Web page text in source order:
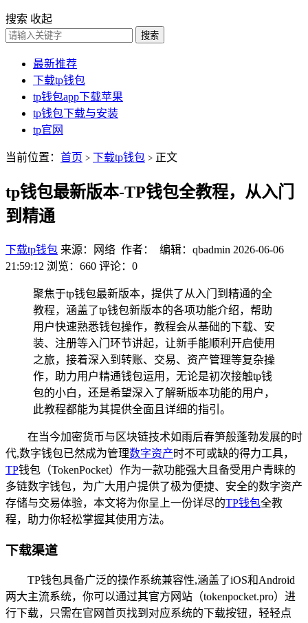
搜索 收起
搜索
最新推荐
下载tp钱包
tp钱包app下载苹果
tp钱包下载与安装
tp官网
当前位置： 首页 > 下载tp钱包 > 正文
tp钱包最新版本-TP钱包全教程，从入门
到精通
下载tp钱包 来源：网络 作者： 编辑：qbadmin 2026-06-06
21:59:12 浏览：660 评论：0
聚焦于tp钱包最新版本，提供了从入门到精通的全
教程，涵盖了tp钱包新版本的各项功能介绍，帮助
用户快速熟悉钱包操作，教程会从基础的下载、安
装、注册等入门环节讲起，让新手能顺利开启使用
之旅，接着深入到转账、交易、资产管理等复杂操
作，助力用户精通钱包运用，无论是初次接触tp钱
包的小白，还是希望深入了解新版本功能的用户，
此教程都能为其提供全面且详细的指引。
在当今加密货币与区块链技术如雨后春笋般蓬勃发展的时
代,数字钱包已然成为管理数字资产时不可或缺的得力工具，
TP钱包（TokenPocket）作为一款功能强大且备受用户青睐的
多链数字钱包，为广大用户提供了极为便捷、安全的数字资产
存储与交易体验，本文将为你呈上一份详尽的TP钱包全教
程，助力你轻松掌握其使用方法。
下载渠道
TP钱包具备广泛的操作系统兼容性,涵盖了iOS和Android
两大主流系统，你可以通过其官方网站（tokenpocket.pro）进
行下载，只需在官网首页找到对应系统的下载按钮，轻轻点